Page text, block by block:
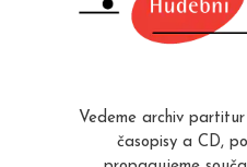
Vedeme archiv
časopisy a CD,